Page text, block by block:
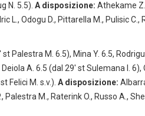
N. 5.5). A disposizione: Athekame
L., Odogu D., Pittarella M., Pulisic
st Palestra M. 6.5), Mina Y. 6.5,
A. 6.5 (dal 29′ st Sulemana I.
Felici M. s.v.). A disposizione:
Palestra M., Raterink O., Russo A.,